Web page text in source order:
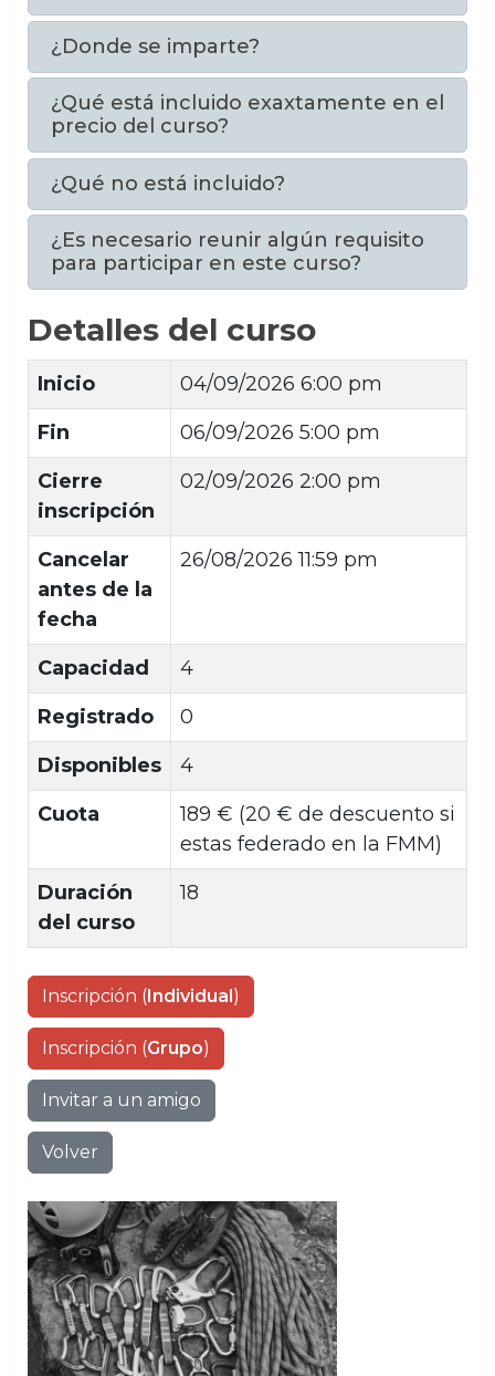
¿Donde se imparte?
¿Qué está incluido exaxtamente en el
precio del curso?
¿Qué no está incluido?
¿Es necesario reunir algún requisito
para participar en este curso?
Detalles del curso
Inicio
04/09/2026 6:00 pm
Fin
06/09/2026 5:00 pm
Cierre
inscripción
02/09/2026 2:00 pm
Cancelar
antes de la
fecha
26/08/2026 11:59 pm
Capacidad
4
Registrado
0
Disponibles
4
Cuota
189 € (20 € de descuento si
estas federado en la FMM)
Duración
del curso
18
Inscripción (Individual)
Inscripción (Grupo)
Invitar a un amigo
Volver